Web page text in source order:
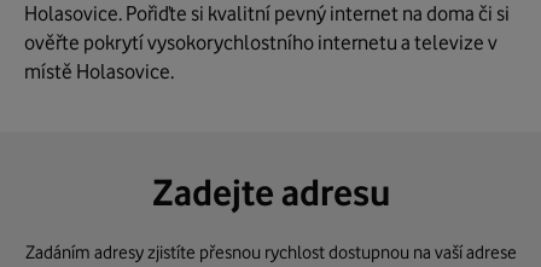
Holasovice. Pořiďte si kvalitní pevný internet na doma či si
ověřte pokrytí vysokorychlostního internetu a televize v
místě Holasovice.
Zadejte adresu
Zadáním adresy zjistíte přesnou rychlost dostupnou na vaší adrese